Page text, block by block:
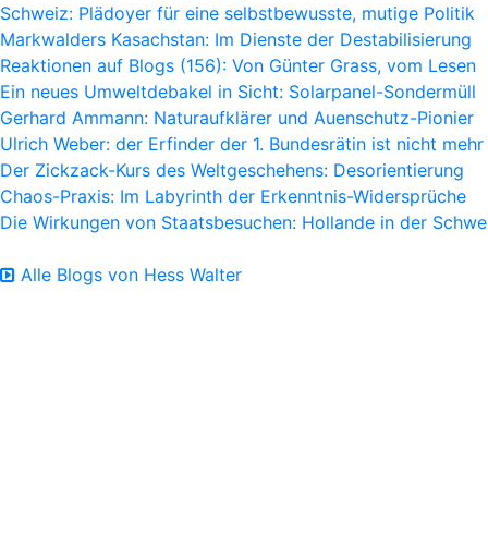
Schweiz: Plädoyer für eine selbstbewusste, mutige Politik
Markwalders Kasachstan: Im Dienste der Destabilisierung
Reaktionen auf Blogs (156): Von Günter Grass, vom Lesen
Ein neues Umweltdebakel in Sicht: Solarpanel-Sondermüll
Gerhard Ammann: Naturaufklärer und Auenschutz-Pionier
Ulrich Weber: der Erfinder der 1. Bundesrätin ist nicht mehr
Der Zickzack-Kurs des Weltgeschehens: Desorientierung
Chaos-Praxis: Im Labyrinth der Erkenntnis-Widersprüche
Die Wirkungen von Staatsbesuchen: Hollande in der
Alle Blogs von Hess Walter